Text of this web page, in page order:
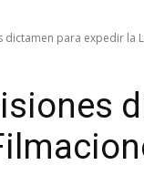
para expedir la